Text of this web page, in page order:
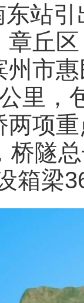
站
丘
市
里，
项
桥隧
箱梁